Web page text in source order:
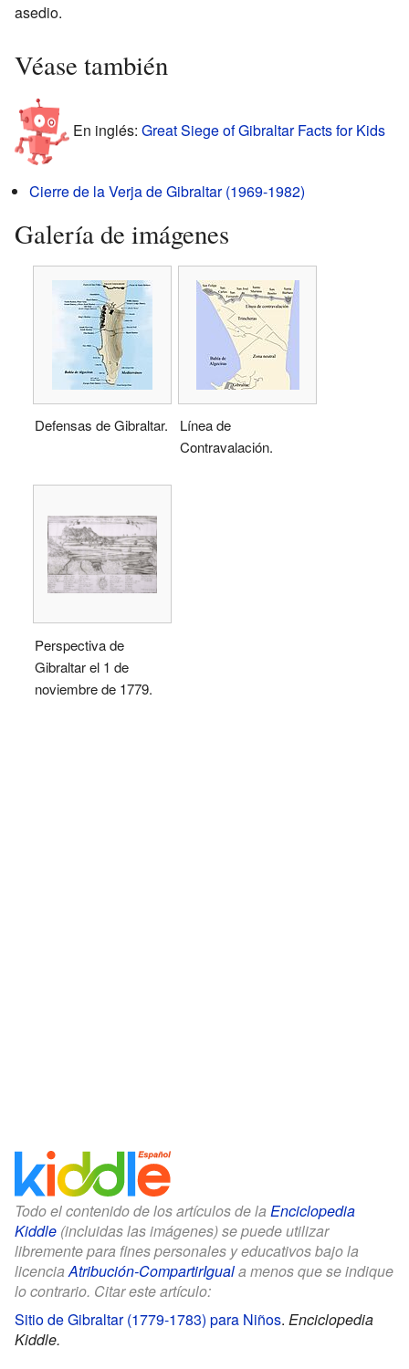
asedio.
Véase también
En inglés: Great Siege of Gibraltar Facts for Kids
Cierre de la Verja de Gibraltar (1969-1982)
Galería de imágenes
Defensas de Gibraltar.
Línea de
Contravalación.
Perspectiva de
Gibraltar el 1 de
noviembre de 1779.
Todo el contenido de los artículos de la Enciclopedia
Kiddle (incluidas las imágenes) se puede utilizar
libremente para fines personales y educativos bajo la
licenciaAtribución-CompartirIguala menos que se indique
lo contrario. Citar este artículo:
Sitio de Gibraltar (1779-1783) para Niños. Enciclopedia
Kiddle.